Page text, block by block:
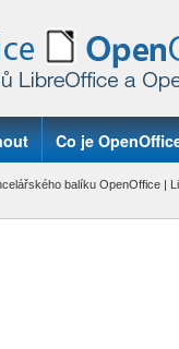
Co je
balíku OpenOffice |